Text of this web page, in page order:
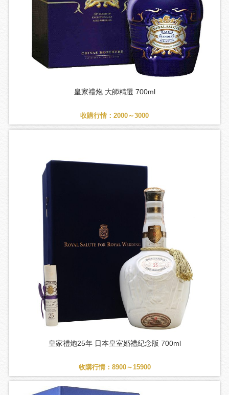
皇家禮炮 大師精選 700ml
收購行情：2000～3000
皇家禮炮25年 日本皇室婚禮紀念版 700ml
收購行情：8900～15900